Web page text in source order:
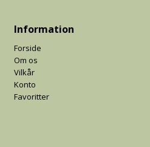
Information
Forside
Om os
Vilkår
Konto
Favoritter